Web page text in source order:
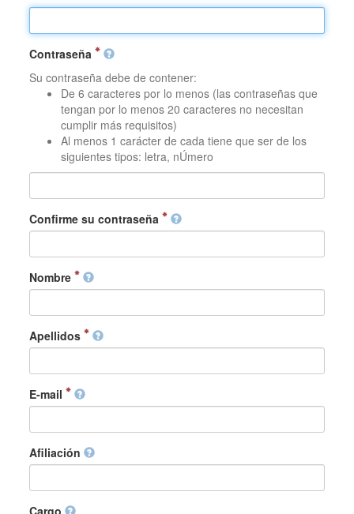
Contraseña
Su contraseña debe de contener:
De 6 caracteres por lo menos (las contraseñas que
tengan por lo menos 20 caracteres no necesitan
cumplir más requisitos)
Al menos 1 carácter de cada tiene que ser de los
siguientes tipos: letra, nÚmero
Confirme su contraseña
Nombre
Apellidos
E-mail
Afiliación
Cargo